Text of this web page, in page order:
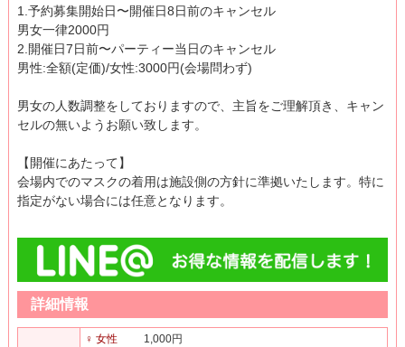
1.予約募集開始日〜開催日8日前のキャンセル
男女一律2000円
2.開催日7日前〜パーティー当日のキャンセル
男性:全額(定価)/女性:3000円(会場問わず)
男女の人数調整をしておりますので、主旨をご理解頂き、キャン
セルの無いようお願い致します。
【開催にあたって】
会場内でのマスクの着用は施設側の方針に準拠いたします。特に
指定がない場合には任意となります。
詳細情報
♀ 女性
1,000円